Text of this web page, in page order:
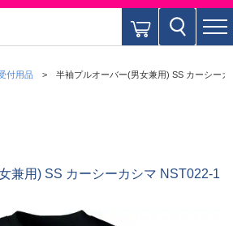
付用品 半袖プルオーバー(男女兼用) SS カーシー
兼用) SS カーシーカシマ NST022-1